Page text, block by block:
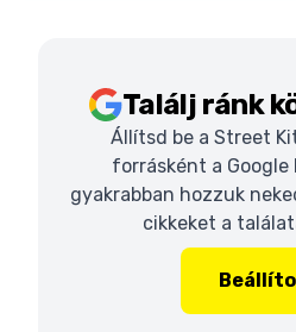
Találj ránk
Állítsd be a Street
forrásként a Google
gyakrabban hozzuk
cikkeket a